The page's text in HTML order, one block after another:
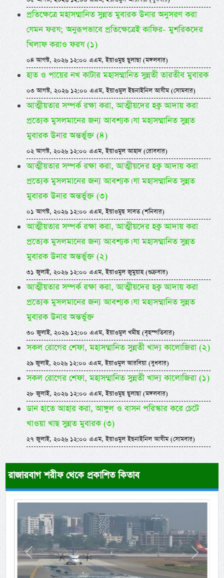
প্রতিক্ষেত্রে মহাসম্মানিত সুন্নত মুবারক উনার অনুসরণ করা
যেমন ফরয; অনুরূপভাবে প্রতিক্ষেত্রেই কাফির- মুশরিকদের
খিলাফ করাও ফরয (১)
০৪ আগস্ট, ২০২৬ ১২:০০ এএম, ইয়াওমুছ ছুলাছা (মঙ্গলবার)
হাত ও পায়ের নখ কাটার মহাসম্মানিত সুন্নতী তারতীব মুবারক
০৩ আগস্ট, ২০২৬ ১২:০০ এএম, ইয়াওমুল ইছনাইনিল আযীম (সোমবার)
আত্মীয়তার সম্পর্ক রক্ষা করা, আত্মীয়দের হক্ব আদায় করা
প্রত্যেক মুসলমানের জন্য আবশ্যক। যা মহাসম্মানিত সুন্নত
মুবারক উনার অন্তর্ভুক্ত (৪)
০২ আগস্ট, ২০২৬ ১২:০০ এএম, ইয়াওমুল আহাদ (রোববার)
আত্মীয়তার সম্পর্ক রক্ষা করা, আত্মীয়দের হক্ব আদায় করা
প্রত্যেক মুসলমানের জন্য আবশ্যক। যা মহাসম্মানিত সুন্নত
মুবারক উনার অন্তর্ভুক্ত (৩)
০১ আগস্ট, ২০২৬ ১২:০০ এএম, ইয়াওমুছ সাবত (শনিবার)
আত্মীয়তার সম্পর্ক রক্ষা করা, আত্মীয়দের হক্ব আদায় করা
প্রত্যেক মুসলমানের জন্য আবশ্যক। যা মহাসম্মানিত সুন্নত
মুবারক উনার অন্তর্ভুক্ত (২)
৩১ জুলাই, ২০২৬ ১২:০০ এএম, ইয়াওমুল জুমুয়াহ (শুক্রবার)
আত্মীয়তার সম্পর্ক রক্ষা করা, আত্মীয়দের হক্ব আদায় করা
প্রত্যেক মুসলমানের জন্য আবশ্যক। যা মহাসম্মানিত সুন্নত
মুবারক উনার অন্তর্ভুক্ত
৩০ জুলাই, ২০২৬ ১২:০০ এএম, ইয়াওমুল খমীছ (বৃহস্পতিবার)
সকল রোগের শেফা, মহাসম্মানিত সুন্নতী খাদ্য কালোজিরা (২)
২৯ জুলাই, ২০২৬ ১২:০০ এএম, ইয়াওমুল আরবিয়া (বুধবার)
সকল রোগের শেফা, মহাসম্মানিত সুন্নতী খাদ্য কালোজিরা (১)
২৮ জুলাই, ২০২৬ ১২:০০ এএম, ইয়াওমুছ ছুলাছা (মঙ্গলবার)
ডান হাতে আহার করা, আঙ্গুল ও বাসন পরিস্কার করে চেটে
খাওয়া খাছ সুন্নত মুবারক (৩)
২৭ জুলাই, ২০২৬ ১২:০০ এএম, ইয়াওমুল ইছনাইনিল আযীম (সোমবার)
রাজারবাগ শরীফ থেকে প্রকাশিত কিতাব
Previous Next